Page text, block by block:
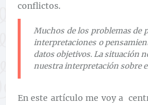
conflictos.
Muchos de los problemas de
interpretaciones o
datos objetivos. La situación
nuestra interpretación sobre
En este artículo me voy a